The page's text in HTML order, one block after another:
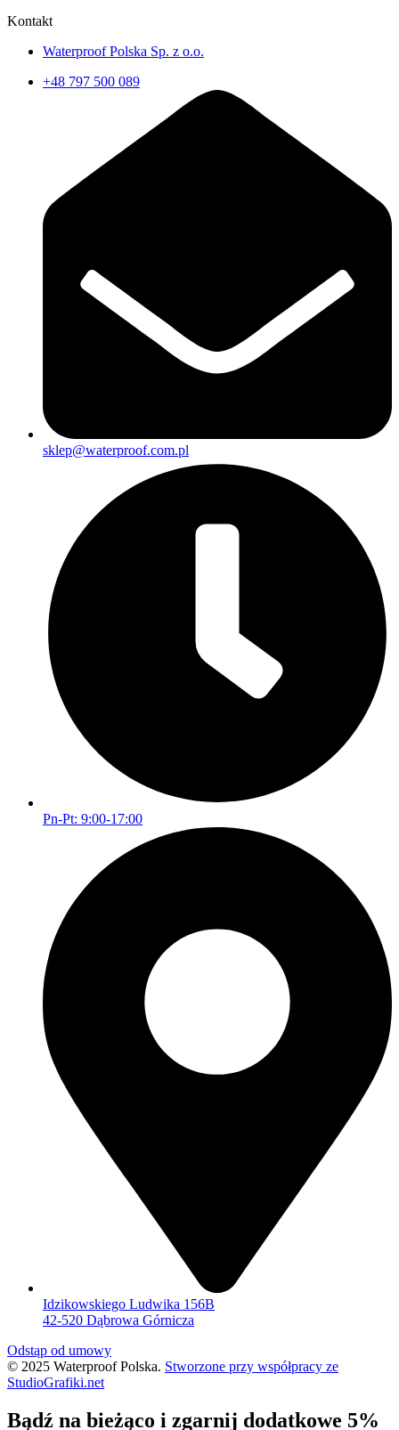
Kontakt
Waterproof Polska Sp. z o.o.
+48 797 500 089
sklep@waterproof.com.pl
Pn-Pt: 9:00-17:00
Idzikowskiego Ludwika 156B
42-520 Dąbrowa Górnicza
Odstąp od umowy
© 2025 Waterproof Polska. Stworzone przy współpracy ze
StudioGrafiki.net
Bądź na bieżąco i zgarnij dodatkowe 5%